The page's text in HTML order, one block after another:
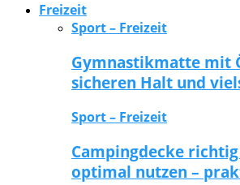
Freizeit
Sport – Freizeit
Gymnastikmatte mit
sicheren Halt und
Sport – Freizeit
Campingdecke
optimal nutzen –